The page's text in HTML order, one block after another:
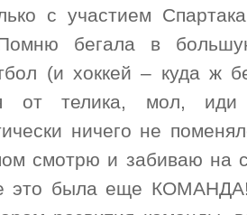
с участием
бегала в
(и хоккей – куда ж
от телика, мол,
ничего не
смотрю и забиваю на
это была еще